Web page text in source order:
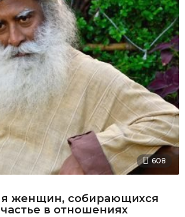
608
женщин, собирающихся
в отношениях